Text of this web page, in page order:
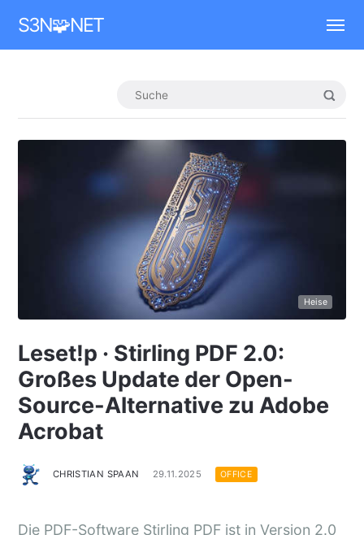
S3N🧩NET
Heise
Leset!p · Stirling PDF 2.0:
Großes Update der Open-
Source-Alternative zu Adobe
Acrobat
CHRISTIAN SPAAN 29.11.2025 OFFICE
Die PDF-Software Stirling PDF ist in Version 2.0